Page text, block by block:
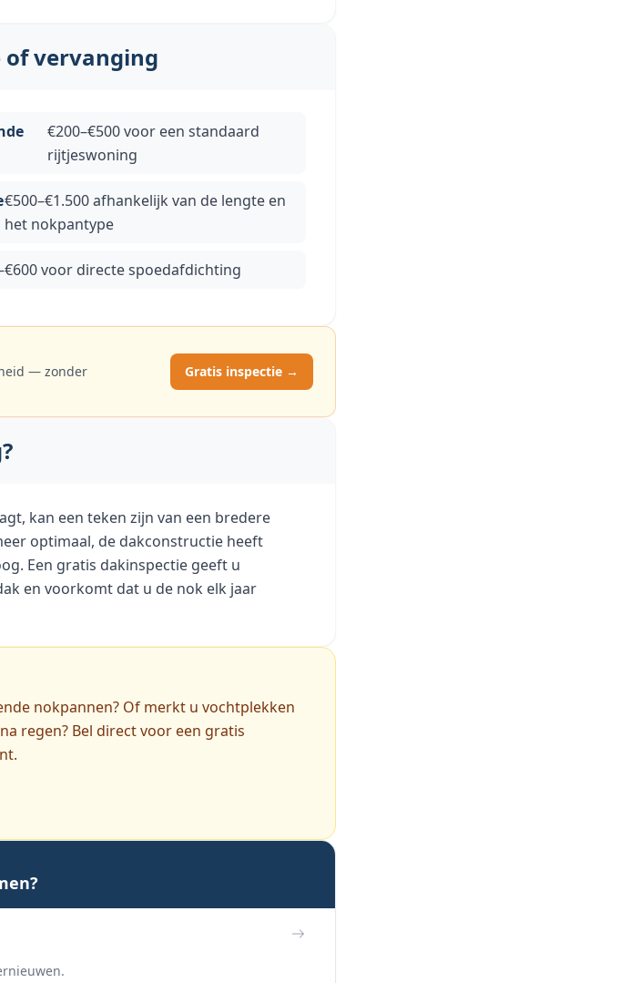
vervanging
€200–€500 voor een standaard
rijtjeswoning
€500–€1.500 afhankelijk van de lengte en
het nokpantype
voor directe spoedafdichting
— zonder
Gratis inspectie →
kan een teken zijn van een bredere
optimaal, de dakconstructie heeft
Een gratis dakinspectie geeft u
en voorkomt dat u de nok elk jaar
nokpannen? Of merkt u vochtplekken
regen? Bel direct voor een gratis